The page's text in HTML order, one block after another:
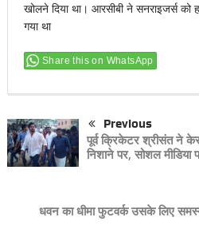
खोलने दिया था। आरसीबी ने सनराइजर्स को
गया था
Share this on WhatsApp
Previous
पूर्व क्रिकेटर श्रीसंत ने
निशाने पर, सोशल
धवन का धीमा फुटवर्क उसके लिए